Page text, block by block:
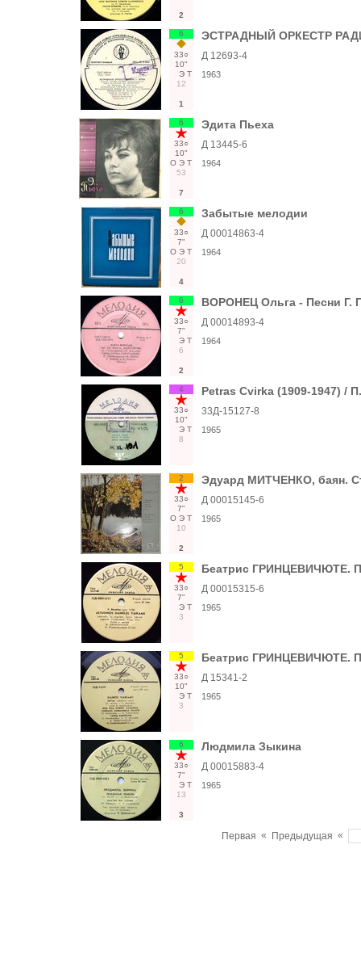
2
6
33○
10"
Э Т
12
1
ЭСТРАДНЫЙ ОРКЕСТР
Д 12693-4
1963
6
33○
10"
О Э Т
53
7
Эдита Пьеха
Д 13445-6
1964
6
33○
7"
О Э Т
20
4
Забытые мелодии
Д 00014863-4
1964
6
33○
7"
Э Т
6
2
ВОРОНЕЦ Ольга - Песни Г.
Д 00014893-4
1964
4
33○
10"
Э Т
8
Petras Cvirka (1909-1947) /
33Д-15127-8
1965
2
33○
7"
О Э Т
10
2
Эдуард МИТЧЕНКО, баян.
Д 00015145-6
1965
5
33○
7"
Э Т
3
Беатрис ГРИНЦЕВИЧЮТЕ.
Д 00015315-6
1965
5
33○
10"
Э Т
3
Беатрис ГРИНЦЕВИЧЮТЕ.
Д 15341-2
1965
6
33○
7"
Э Т
13
3
Людмила Зыкина
Д 00015883-4
1965
Первая « Предыдущая «